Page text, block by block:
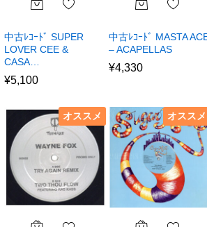
中古ﾚｺｰﾄﾞ SUPER
LOVER CEE &
CASA…
¥5,100
中古ﾚｺｰﾄﾞ MASTA
– ACAPELLAS
¥4,330
オススメ オススメ